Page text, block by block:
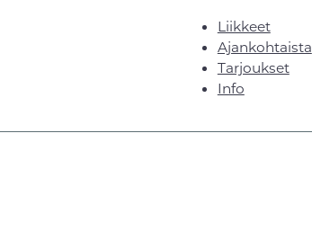
Liikkeet
Ajankohtaista
Tarjoukset
Info